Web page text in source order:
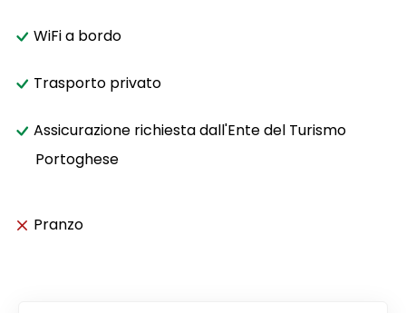
WiFi a bordo
Trasporto privato
Assicurazione richiesta dall'Ente del Turismo
Portoghese
Pranzo